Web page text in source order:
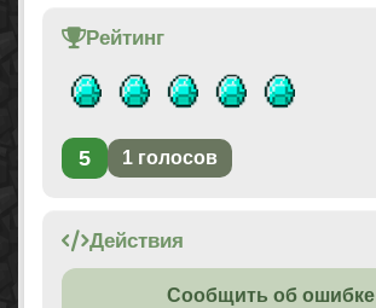
Рейтинг
5 1 голосов
Действия
Сообщить об ошибке